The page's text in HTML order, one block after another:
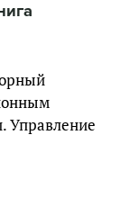
Управление